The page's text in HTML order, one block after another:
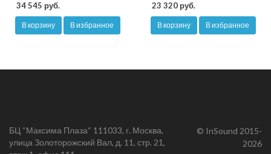
34 545 руб.
В корзину В избранное
23 320 руб.
В корзину В избранное
БЦ “Максима Плаза“ 111033, г. Москва,
улица Золоторожский Вал, д. 11, стр. 21,
© InSound 2015-
2026